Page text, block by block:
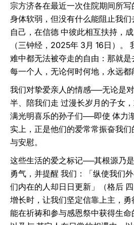
宗方济各在最近一次住院期间所
身体软弱，但没有什么能阻止我
自己，在信德 中彼此相互扶持，
（三钟经，2025年 3月 16日）。
难中都无法被夺走的自由：那就是
每一个人，无论何时何地，永远都
我们对挚爱亲人的情感──无论是
半、陪我们走 过漫长岁月的子女
满光明喜乐的孙子们──即使 体力
实上，正是他们的爱常常振奋我
与安慰。
这些生活的爱之标记──其根源乃
勇气，并提醒 我们：「纵使我们
们内在的人却日日更新」（格后
增长时，让我们坚定信靠上主，
能在祈祷和参与感恩祭中获得生